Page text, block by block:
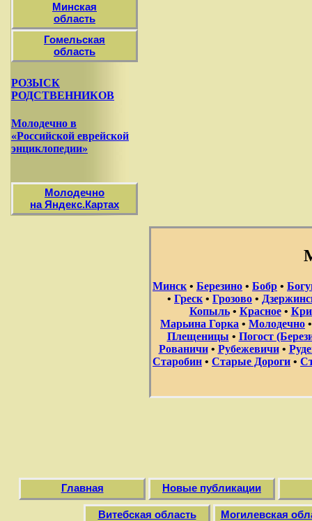
Минская
область
Гомельская
область
РОЗЫСК
РОДСТВЕННИКОВ
Молодечно в
«Российской еврейской
энциклопедии»
Молодечно
на Яндекс.Картах
Минск • Березино • Бобр •
• Греск • Грозово •
Копыль• Красное•
Марьина Горка • Молодечно
Плещеницы • Погост
Рованичи• Рубежевичи•
Старобин • Старые Дороги •
Главная Новые публикации
Витебская область Могилевская